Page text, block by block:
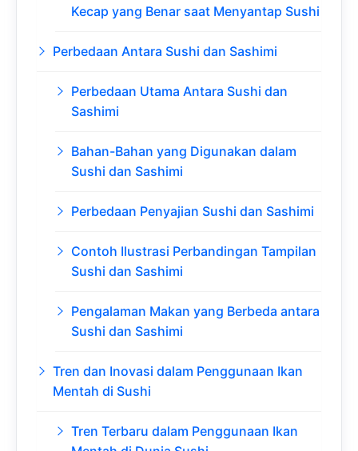
Kecap yang Benar saat Menyantap Sushi
Perbedaan Antara Sushi dan Sashimi
Perbedaan Utama Antara Sushi dan
Sashimi
Bahan-Bahan yang Digunakan dalam
Sushi dan Sashimi
Perbedaan Penyajian Sushi dan Sashimi
Contoh Ilustrasi Perbandingan Tampilan
Sushi dan Sashimi
Pengalaman Makan yang Berbeda antara
Sushi dan Sashimi
Tren dan Inovasi dalam Penggunaan Ikan
Mentah di Sushi
Tren Terbaru dalam Penggunaan Ikan